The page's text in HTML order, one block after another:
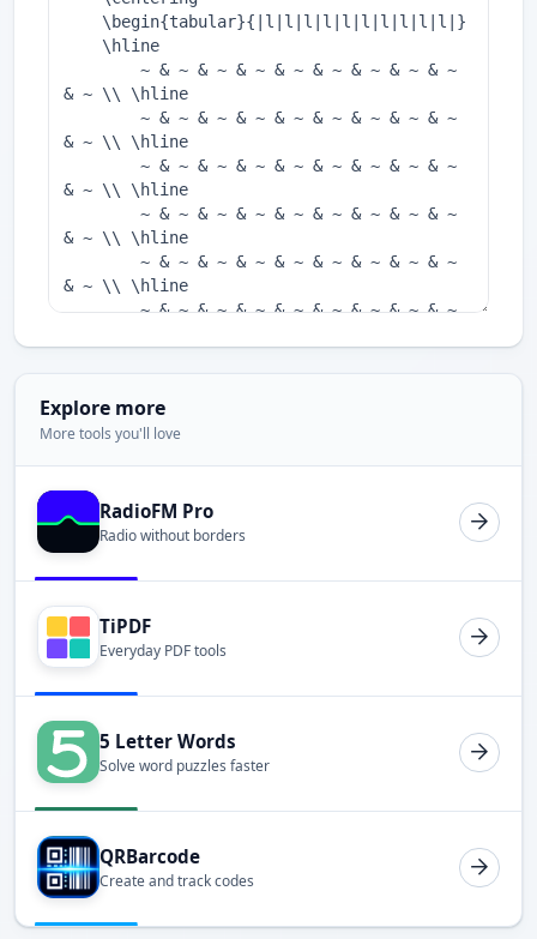
Explore more
More tools you'll love
RadioFM Pro
Radio without borders
TiPDF
Everyday PDF tools
5 Letter Words
Solve word puzzles faster
QRBarcode
Create and track codes